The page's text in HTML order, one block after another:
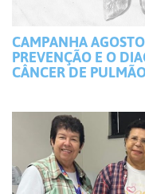
CAMPANHA
PREVENÇÃO E O
CÂNCER DE